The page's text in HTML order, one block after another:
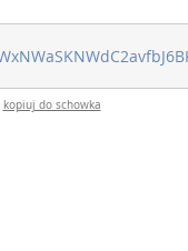
kopiuj do schowka